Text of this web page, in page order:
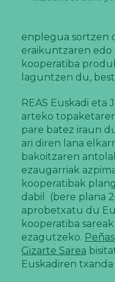
enplegua sortzen
eraikuntzaren
kooperatiba
laguntzen du,
REAS Euskadi
arteko
pare batez iraun
ari diren lana
bakoitzaren
ezaugarriak
kooperatibak
dabil (bere plana
aprobetxatu du
kooperatiba
ezagutzeko.
Gizarte Sarea
Euskadiren txanda